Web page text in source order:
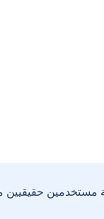
مستخدمين حقيقيين